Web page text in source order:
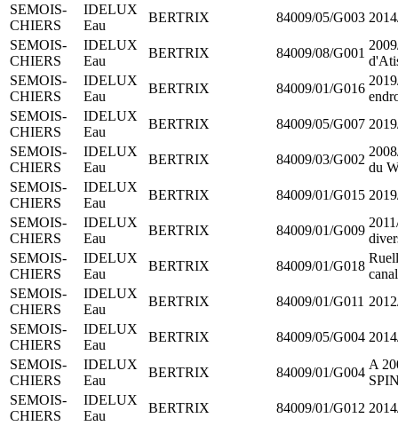
SEMOIS-
CHIERS
IDELUX
Eau
BERTRIX 84009/05/G003
SEMOIS-
CHIERS
IDELUX
Eau
BERTRIX 84009/08/G001
SEMOIS-
CHIERS
IDELUX
Eau
BERTRIX 84009/01/G016
SEMOIS-
CHIERS
IDELUX
Eau
BERTRIX 84009/05/G007
SEMOIS-
CHIERS
IDELUX
Eau
BERTRIX 84009/03/G002
du
SEMOIS-
CHIERS
IDELUX
Eau
BERTRIX 84009/01/G015
SEMOIS-
CHIERS
IDELUX
Eau
BERTRIX 84009/01/G009
SEMOIS-
CHIERS
IDELUX
Eau
BERTRIX 84009/01/G018
SEMOIS-
CHIERS
IDELUX
Eau
BERTRIX 84009/01/G011
SEMOIS-
CHIERS
IDELUX
Eau
BERTRIX 84009/05/G004
SEMOIS-
CHIERS
IDELUX
Eau
BERTRIX 84009/01/G004
A
SEMOIS-
CHIERS
IDELUX
Eau
BERTRIX 84009/01/G012